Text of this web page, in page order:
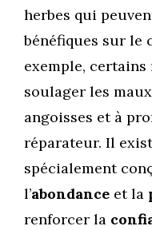
herbes qui
bénéfiques sur le
exemple,
soulager les
angoisses et à
réparateur. Il
spécialement
l’abondance et la
renforcer la